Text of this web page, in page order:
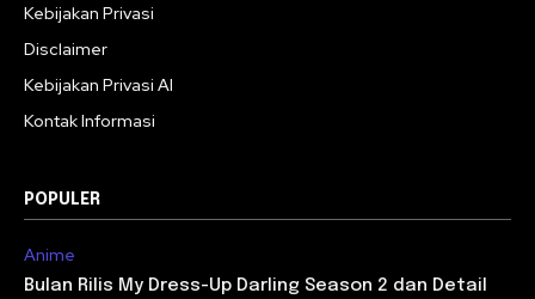
Kebijakan Privasi
Disclaimer
Kebijakan Privasi AI
Kontak Informasi
POPULER
Anime
Bulan Rilis My Dress-Up Darling Season 2 dan Detail